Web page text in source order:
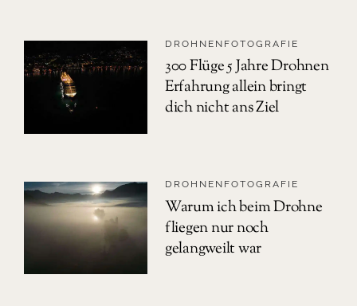
300 Flüge 5 Jahre Drohnen
Erfahrung allein bringt
dich nicht ans Ziel
DROHNENFOTOGRAFIE
Warum ich beim Drohne
fliegen nur noch
gelangweilt war
DROHNENFOTOGRAFIE